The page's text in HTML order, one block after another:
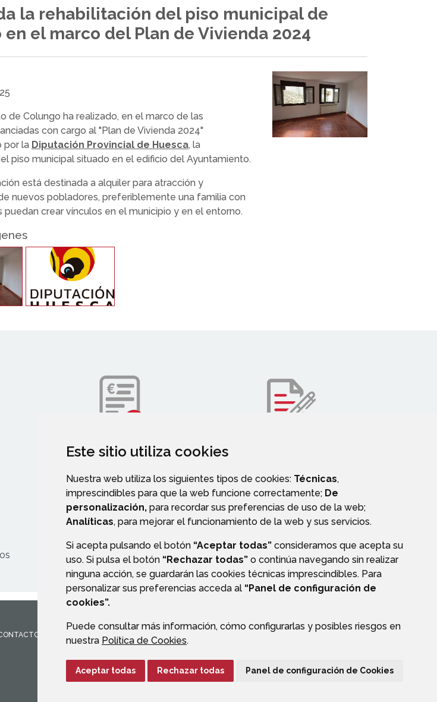
Este sitio utiliza cookies
Nuestra web utiliza los siguientes tipos de cookies: Técnicas,
imprescindibles para que la web funcione correctamente; De
personalización, para recordar sus preferencias de uso de la web;
Analíticas, para mejorar el funcionamiento de la web y sus servicios.
Si acepta pulsando el botón “Aceptar todas” consideramos que acepta su
uso. Si pulsa el botón “Rechazar todas” o continúa navegando sin realizar
ninguna acción, se guardarán las cookies técnicas imprescindibles. Para
personalizar sus preferencias acceda al “Panel de configuración de
cookies”.
Puede consultar más información, cómo configurarlas y posibles riesgos en
nuestra Política de Cookies.
Aceptar todas Rechazar todas Panel de configuración de Cookies
la rehabilitación del piso municipal de
en el marco del Plan de Vivienda 2024
de Colungo ha realizado, en el marco de las
con cargo al "Plan de Vivienda 2024"
por la Diputación Provincial de Huesca, la
piso municipal situado en el edificio del Ayuntamiento.
está destinada a alquiler para atracción y
nuevos pobladores, preferiblemente una familia con
puedan crear vínculos en el municipio y en el entorno.
TELÉFONOS DE INTERÉS
TRANSPARENCIA
AVISO LEGAL PROTECCIÓN DE DATOS